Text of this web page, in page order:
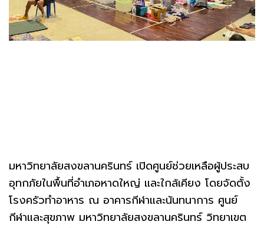
มหาวิทยาลัยสงขลานครินทร์ เปิดศูนย์ช่วยเหลือผู้ประสบ
อุทกภัยในพื้นที่อำเภอหาดใหญ่ และใกล้เคียง โดยจัดตั้ง
โรงครัวทำอาหาร ณ อาคารกีฬาและนันทนาการ ศูนย์
กีฬาและสุขภาพ มหาวิทยาลัยสงขลานครินทร์ วิทยาเขต